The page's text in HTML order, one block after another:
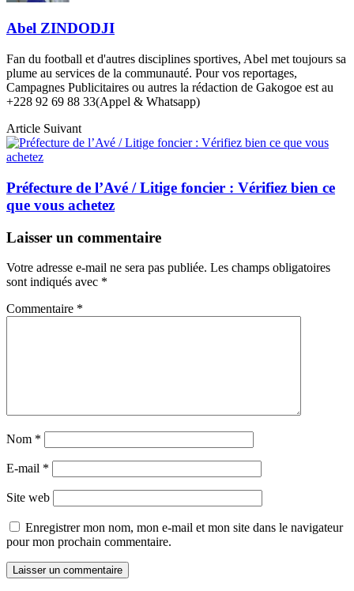
Abel ZINDODJI
Fan du football et d'autres disciplines sportives, Abel met toujours sa
plume au services de la communauté. Pour vos reportages,
Campagnes Publicitaires ou autres la rédaction de Gakogoe est au
+228 92 69 88 33(Appel & Whatsapp)
Article Suivant
Préfecture de l’Avé / Litige foncier : Vérifiez bien ce
que vous achetez
Laisser un commentaire
Votre adresse e-mail ne sera pas publiée. Les champs obligatoires
sont indiqués avec *
Commentaire *
Nom *
E-mail *
Site web
Enregistrer mon nom, mon e-mail et mon site dans le navigateur
pour mon prochain commentaire.